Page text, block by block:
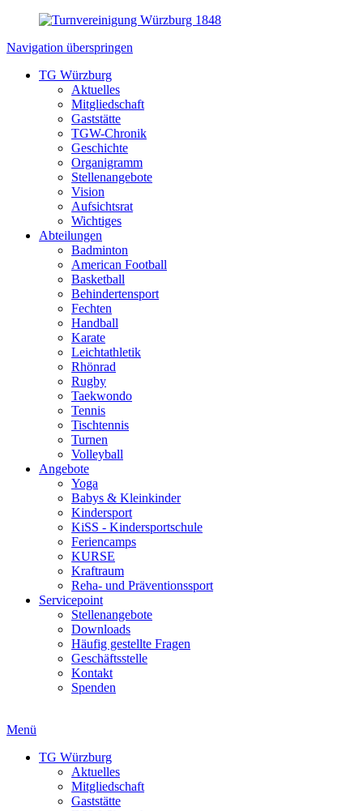
Navigation überspringen
TG Würzburg
Aktuelles
Mitgliedschaft
Gaststätte
TGW-Chronik
Geschichte
Organigramm
Stellenangebote
Vision
Aufsichtsrat
Wichtiges
Abteilungen
Badminton
American Football
Basketball
Behindertensport
Fechten
Handball
Karate
Leichtathletik
Rhönrad
Rugby
Taekwondo
Tennis
Tischtennis
Turnen
Volleyball
Angebote
Yoga
Babys & Kleinkinder
Kindersport
KiSS - Kindersportschule
Feriencamps
KURSE
Kraftraum
Reha- und Präventionssport
Servicepoint
Stellenangebote
Downloads
Häufig gestellte Fragen
Geschäftsstelle
Kontakt
Spenden
Menü
TG Würzburg
Aktuelles
Mitgliedschaft
Gaststätte